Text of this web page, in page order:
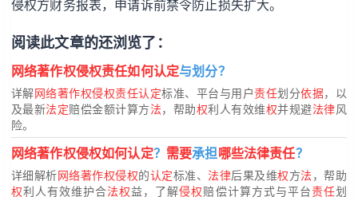
侵权方财务报表，申请诉前禁令防止损失扩大。
阅读此文章的还浏览了：
网络著作权侵权责任如何认定与划分？
详解网络著作权侵权责任认定标准、平台与用户责任划分依据，以
及最新法定赔偿金额计算方法，帮助权利人有效维权并规避法律风
险。
网络著作权侵权如何认定？ 需要承担哪些法律责任？
详细解析网络著作权侵权的认定标准、 法律后果及维权方法，帮助
权利人有效维护合法权益，了解侵权赔偿计算方式与平台责任划